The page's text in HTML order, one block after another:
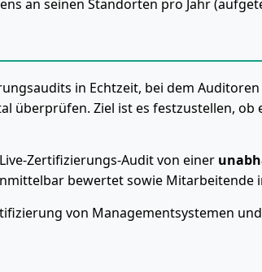
an seinen Standorten pro Jahr
in Echtzeit, bei dem
Ziel ist es festzustellen,
Zertifizierungs-Audit von einer
bewertet sowie Mitarbeitende
von Managementsystemen